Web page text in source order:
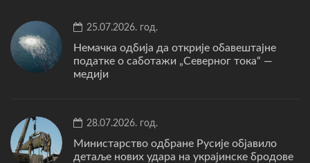
25.07.2026. год.
Немачка одбија да открије обавештајне
податке о саботажи „Северног тока“ —
медији
28.07.2026. год.
Министарство одбране Русије објавило
детаље нових удара на украјинске бродове